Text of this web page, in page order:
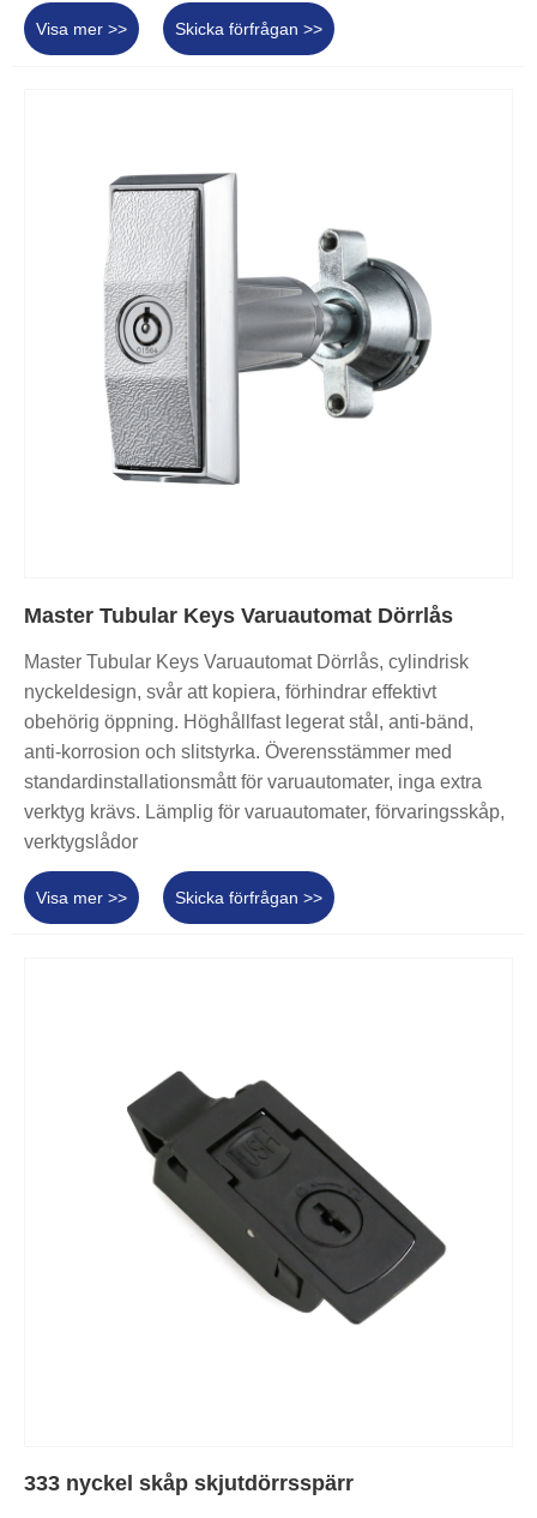
Visa mer >> Skicka förfrågan >>
Master Tubular Keys Varuautomat Dörrlås
Master Tubular Keys Varuautomat Dörrlås, cylindrisk
nyckeldesign, svår att kopiera, förhindrar effektivt
obehörig öppning. Höghållfast legerat stål, anti-bänd,
anti-korrosion och slitstyrka. Överensstämmer med
standardinstallationsmått för varuautomater, inga extra
verktyg krävs. Lämplig för varuautomater, förvaringsskåp,
verktygslådor
Visa mer >> Skicka förfrågan >>
333 nyckel skåp skjutdörrsspärr